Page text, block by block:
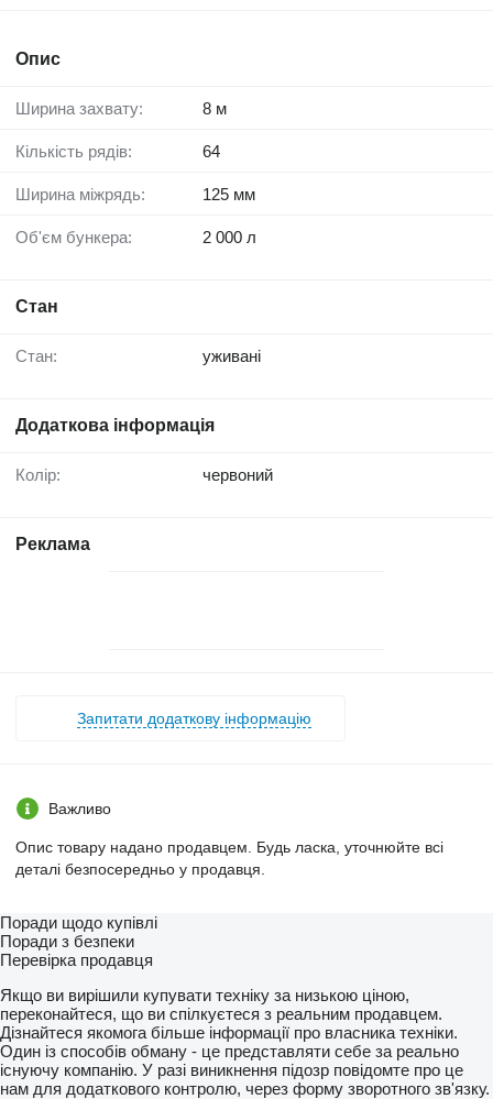
Опис
Ширина захвату: 8 м
Кількість рядів: 64
Ширина міжрядь: 125 мм
Об'єм бункера: 2 000 л
Стан
Стан: уживані
Додаткова інформація
Колір: червоний
Реклама
Запитати додаткову інформацію
Важливо
Опис товару надано продавцем. Будь ласка, уточнюйте всі
деталі безпосередньо у продавця.
Поради щодо купівлі
Поради з безпеки
Перевірка продавця
Якщо ви вирішили купувати техніку за низькою ціною,
переконайтеся, що ви спілкуєтеся з реальним продавцем.
Дізнайтеся якомога більше інформації про власника техніки.
Один із способів обману - це представляти себе за реально
існуючу компанію. У разі виникнення підозр повідомте про це
нам для додаткового контролю, через форму зворотного зв'язку.